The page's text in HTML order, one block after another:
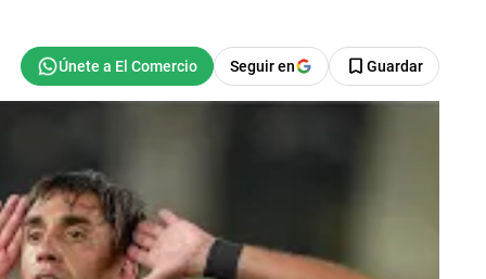
Seguir en Guardar